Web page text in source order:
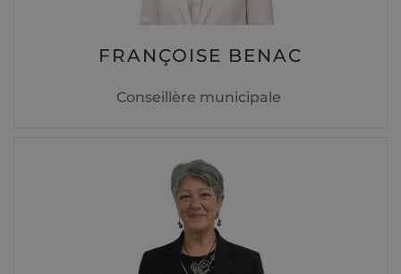
FRANÇOISE BENAC
Conseillère municipale